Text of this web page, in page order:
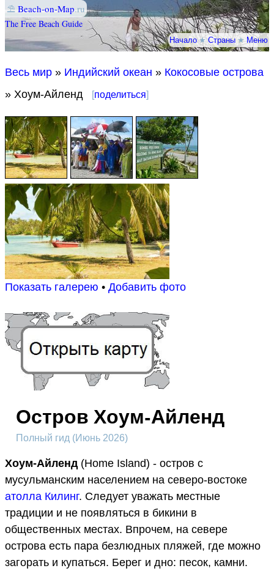
⛱ Beach-on-Map.ru
The Free Beach Guide
Начало★Страны★Меню
Весь мир » Индийский океан » Кокосовые острова
» Хоум-Айленд
[поделиться]
Показать галерею • Добавить фото
Остров Хоум-Айленд
Полный гид (Июнь 2026)
Хоум-Айленд (Home Island) - остров с
мусульманским населением на северо-востоке
атолла Килинг. Следует уважать местные
традиции и не появляться в бикини в
общественных местах. Впрочем, на севере
острова есть пара безлюдных пляжей, где можно
загорать и купаться. Берег и дно: песок, камни.